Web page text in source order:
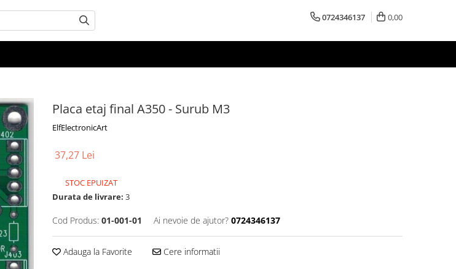
0724346137 0,00
Placa etaj final A350 - Surub M3
ElfElectronicArt
37,27 Lei
STOC EPUIZAT
Durata de livrare: 3
Cod Produs: 01-001-01 Ai nevoie de ajutor? 0724346137
Adauga la Favorite Cere informatii